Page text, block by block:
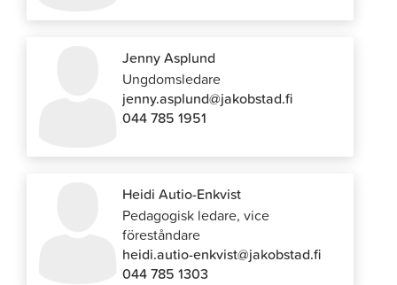
Jenny Asplund
Ungdomsledare
jenny.asplund@jakobstad.fi
044 785 1951
Heidi Autio-Enkvist
Pedagogisk ledare, vice
föreståndare
heidi.autio-enkvist@jakobstad.fi
044 785 1303